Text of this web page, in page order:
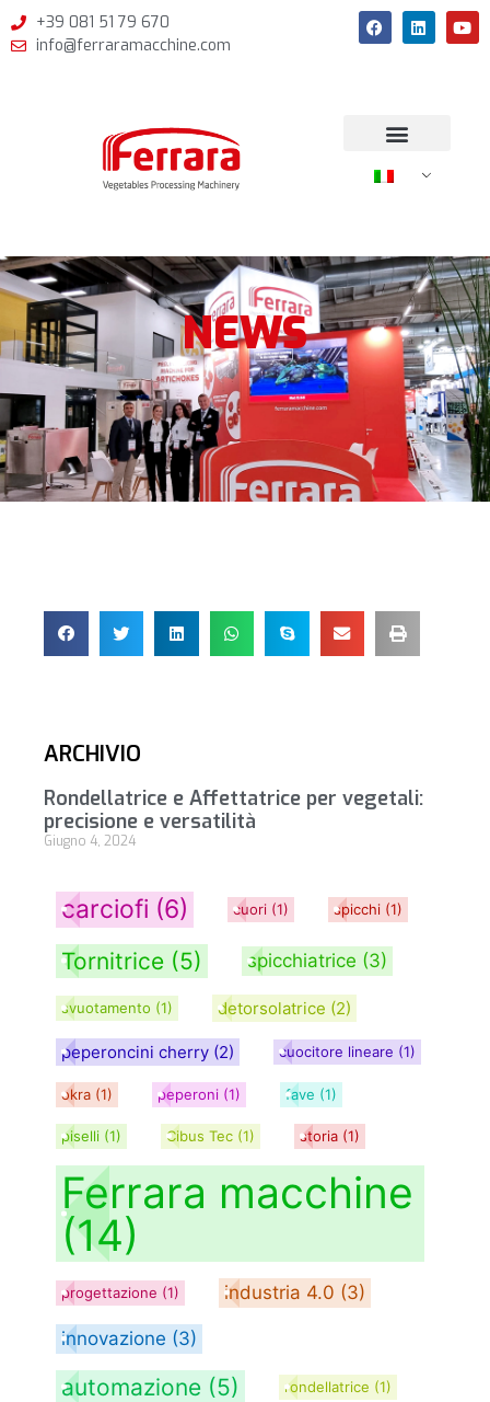
+39 081 51 79 670
info@ferraramacchine.com
NEWS
ARCHIVIO
Rondellatrice e Affettatrice per vegetali:
precisione e versatilità
Giugno 4, 2024
carciofi (6) cuori (1) spicchi (1)
Tornitrice (5) spicchiatrice (3)
svuotamento (1) detorsolatrice (2)
peperoncini cherry (2) cuocitore lineare (1)
okra (1) peperoni (1) fave (1)
piselli (1) Cibus Tec (1) storia (1)
Ferrara macchine
(14)
progettazione (1) industria 4.0 (3)
innovazione (3)
automazione (5) rondellatrice (1)